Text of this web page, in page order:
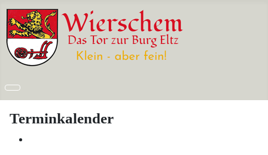
Terminkalender